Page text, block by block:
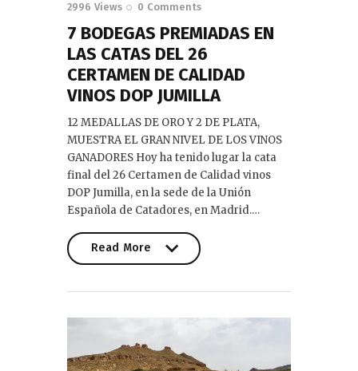
2996 Views 0 Comments
7 BODEGAS PREMIADAS EN
LAS CATAS DEL 26
CERTAMEN DE CALIDAD
VINOS DOP JUMILLA
12 MEDALLAS DE ORO Y 2 DE PLATA,
MUESTRA EL GRAN NIVEL DE LOS VINOS
GANADORES Hoy ha tenido lugar la cata
final del 26 Certamen de Calidad vinos
DOP Jumilla, en la sede de la Unión
Española de Catadores, en Madrid.…
Read More